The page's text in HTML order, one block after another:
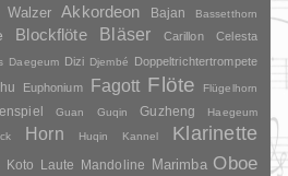
Walzer Akkordeon Bajan Bassetthorn
Blockflöte Bläser Carillon Celesta
Daegeum Dizi Djembé Doppeltrichtertrompete
Euphonium Fagott Flöte
Flügelhorn
Guan Guqin Guzheng
Haegeum
Horn Huqin Kannel Klarinette
Koto Laute Mandoline Marimba Oboe